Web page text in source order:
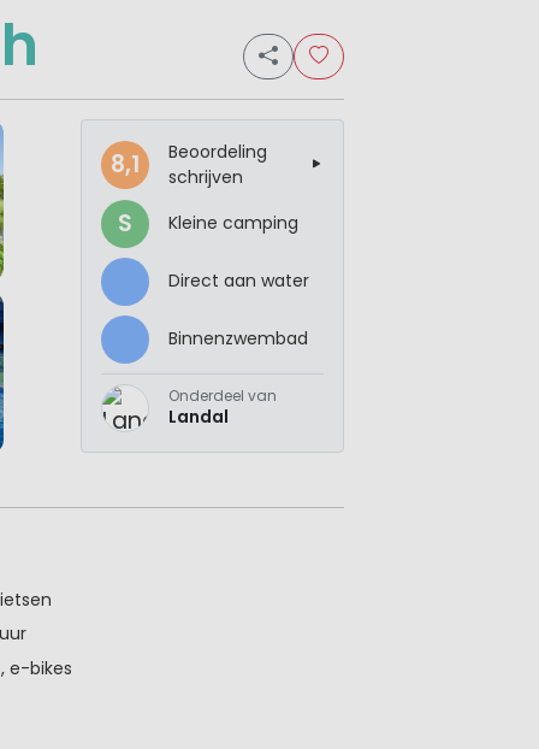
8,1
Beoordeling
schrijven
S Kleine camping
Direct aan water
Binnenzwembad
Onderdeel van
Landal
e-bikes